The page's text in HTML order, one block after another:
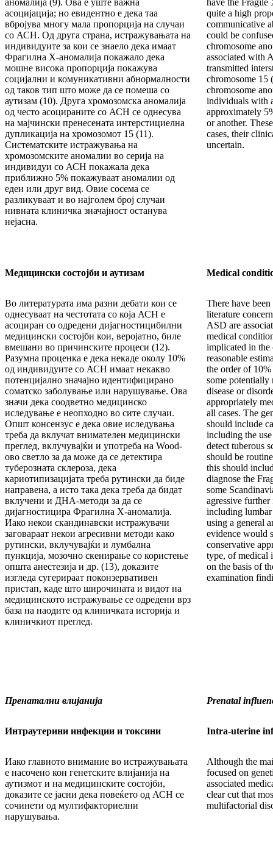
аномалија (9). Ова е уште важна
асоцијација; но евидентно е дека таа
вбројува многу мала пропорција на случаи
со АСН. Од друга страна, истражувањата на
индивидуите за кои се знаело дека имаат
Фрагилна X-аномалија покажало дека
мошне висока пропорција покажува
социјални и комуникативни абнормалности
од таков тип што може да се помеша со
аутизам (10). Друга хромозомска аномалија
од често асоцираните со АСН се однесува
на мајчински пренесената интерстициелна
дупликација на хромозомот 15 (11).
Систематските истражувања на
хромозомските аномалии во серија на
индивидуи со АСН покажала дека
приближно 5% покажуваат аномалии од
еден или друг вид. Овие сосема се
разликуваат и во најголем број случаи
нивната клиничка значајност останува
нејасна.
have the Fragile
quite a high
communicative
could be
chromosome
associated with
transmitted
chromosome 15
chromosome
individuals with
approximately
or another.
cases, their
uncertain.
Медицински состојби и аутизам Medical
Во литературата има разни дебати кои се
однесуваат на честотата со која АСН е
асоциран со одредени дијагностицибилни
медицински состојби кои, веројатно, биле
вмешани во причинските процеси (12).
Разумна проценка е дека некаде околу 10%
од индивидуите со АСН имаат некакво
потенцијално значајно идентифицирано
соматско заболување или нарушување. Ова
значи дека соодветно медицинско
иследување е неопходно во сите случаи.
Општ консензус е дека овие иследувања
треба да вклучат внимателен медицински
преглед, вклучувајќи и употреба на Wood-
ово светло за да може да се детектира
туберозната склероза, дека
кариотипизацијата треба рутински да биде
направена, а исто така дека треба да бидат
вклучени и ДНА-методи за да се
дијагностицира Фрагилна X-аномалија.
Иако некои скандинавски истражувачи
заговараат некои агресивни методи како
рутински, вклучувајќи и лумбална
пункција, мозочно скенирање со користење
општа анестезија и др. (13), доказите
изгледа сугерираат поконзервативен
пристап, каде што широчината и видот на
медицинското истражување се одредени врз
база на наодите од клиничката историја и
клиничкиот преглед.
There have
literature
ASD are
medical
implicated in the
reasonable
the order of
some potentially
disease or
appropriately
all cases. The
should include
including the
detect tuberous
should be
this should
diagnose the
some
agressive
including
using a general
evidence would
conservative
type, of medical
on the basis of
examination
Пренатални влијанија Prenatal
Интраутерини инфекции и токсини Intra-uterine
Иако главното внимание во истражувањата
е насочено кон генетските влијанија на
аутизмот и на медицинските состојби,
доказите се јасни дека повеќето од АСН се
сочинети од мултифакториелни
нарушувања.
Although the
focused on
associated
clear cut that
multifactorial